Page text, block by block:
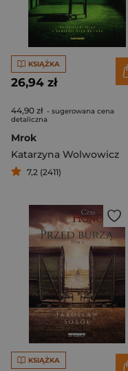
KSIĄŻKA
26,94 zł
44,90 zł - sugerowana cena
detaliczna
Mrok
Katarzyna Wolwowicz
7,2 (2411)
KSIĄŻKA